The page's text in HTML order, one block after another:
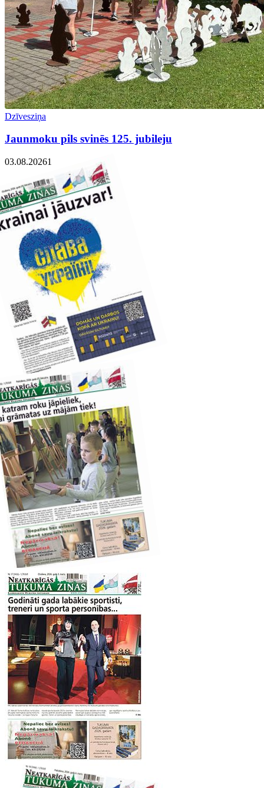
Dzīvesziņa
Jaunmoku pils svinēs 125. jubileju
03.08.20261